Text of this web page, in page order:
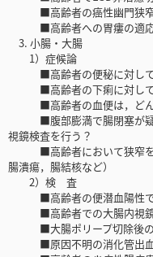
■高齢者の癌性幽門狭窄
■高齢者への胃瘻の適応
3. 小腸・大腸
1）症候論
■高齢者の便秘に対して
■高齢者の下痢に対して
■高齢者の血便は，どん
■腹部膨満で腸閉塞が疑
視鏡検査を行う？
■高齢者において狭窄を
腸潰瘍，腸結核など）
2）検 査
■高齢者の便潜血陽性で
■高齢者での大腸内視鏡
■大腸ポリープ切除後の
■原因不明の消化管出血